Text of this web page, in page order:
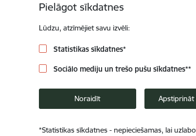
Pielāgot sīkdatnes
Lūdzu, atzīmējiet savu izvēli:
Statistikas sīkdatnes*
Sociālo mediju un trešo pušu sīkdatnes**
Noraidīt Apstiprināt
*Statistikas sīkdatnes - nepieciešamas, lai